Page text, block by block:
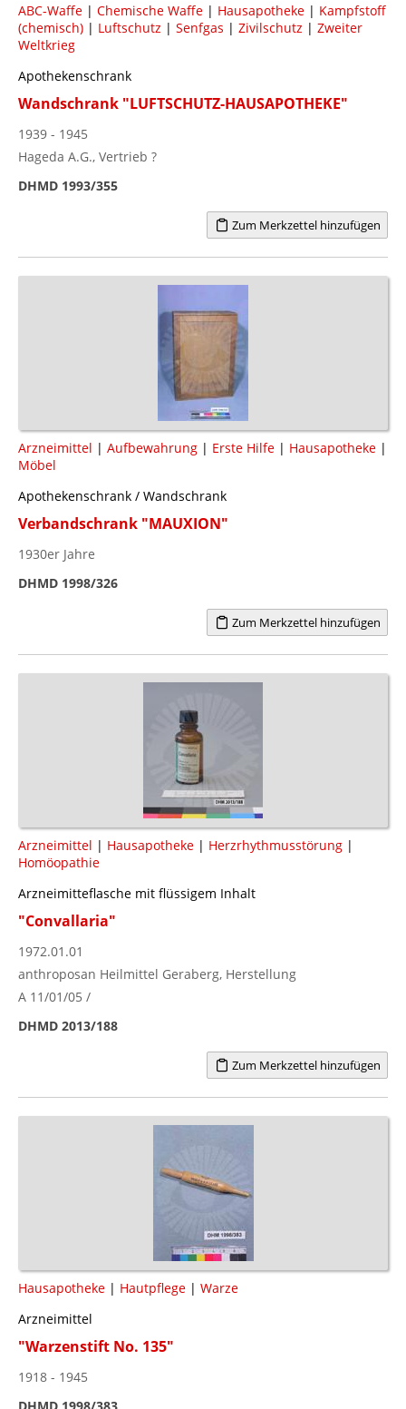
ABC-Waffe | Chemische Waffe | Hausapotheke | Kampfstoff
(chemisch) | Luftschutz | Senfgas | Zivilschutz | Zweiter
Weltkrieg
Apothekenschrank
Wandschrank "LUFTSCHUTZ-HAUSAPOTHEKE"
1939 - 1945
Hageda A.G., Vertrieb ?
DHMD 1993/355
Zum Merkzettel hinzufügen
Arzneimittel | Aufbewahrung | Erste Hilfe | Hausapotheke |
Möbel
Apothekenschrank / Wandschrank
Verbandschrank "MAUXION"
1930er Jahre
DHMD 1998/326
Zum Merkzettel hinzufügen
Arzneimittel | Hausapotheke | Herzrhythmusstörung |
Homöopathie
Arzneimitteflasche mit flüssigem Inhalt
"Convallaria"
1972.01.01
anthroposan Heilmittel Geraberg, Herstellung
A 11/01/05 /
DHMD 2013/188
Zum Merkzettel hinzufügen
Hausapotheke | Hautpflege | Warze
Arzneimittel
"Warzenstift No. 135"
1918 - 1945